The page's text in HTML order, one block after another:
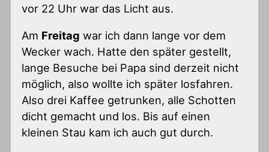
vor 22 Uhr war das Licht aus.
Am Freitag war ich dann lange vor dem
Wecker wach. Hatte den später gestellt,
lange Besuche bei Papa sind derzeit nicht
möglich, also wollte ich später losfahren.
Also drei Kaffee getrunken, alle Schotten
dicht gemacht und los. Bis auf einen
kleinen Stau kam ich auch gut durch.